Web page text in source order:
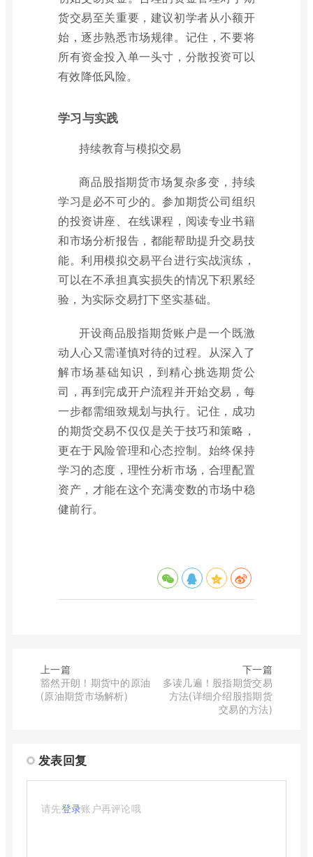
货交易至关重要，建议初学者从小额开
始，逐步熟悉市场规律。记住，不要将
所有资金投入单一头寸，分散投资可以
有效降低风险。
学习与实践
持续教育与模拟交易
商品股指期货市场复杂多变，持续
学习是必不可少的。参加期货公司组织
的投资讲座、在线课程，阅读专业书籍
和市场分析报告，都能帮助提升交易技
能。利用模拟交易平台进行实战演练，
可以在不承担真实损失的情况下积累经
验，为实际交易打下坚实基础。
开设商品股指期货账户是一个既激
动人心又需谨慎对待的过程。从深入了
解市场基础知识，到精心挑选期货公
司，再到完成开户流程并开始交易，每
一步都需细致规划与执行。记住，成功
的期货交易不仅仅是关于技巧和策略，
更在于风险管理和心态控制。始终保持
学习的态度，理性分析市场，合理配置
资产，才能在这个充满变数的市场中稳
健前行。
上一篇
豁然开朗！期货中的原油
(原油期货市场解析)
下一篇
多读几遍！股指期货交易
方法(详细介绍股指期货
交易的方法)
发表回复
请先登录账户再评论哦